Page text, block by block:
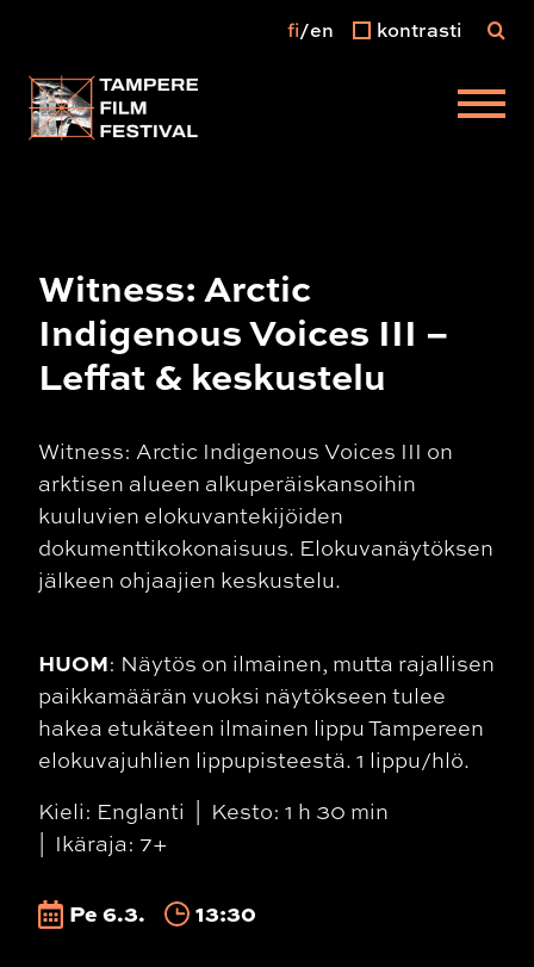
Päävalikko
fi en kontrasti
Witness: Arctic
Indigenous Voices III –
Leffat & keskustelu
Witness: Arctic Indigenous Voices III on
arktisen alueen alkuperäiskansoihin
kuuluvien elokuvantekijöiden
dokumenttikokonaisuus. Elokuvanäytöksen
jälkeen ohjaajien keskustelu.
HUOM: Näytös on ilmainen, mutta rajallisen
paikkamäärän vuoksi näytökseen tulee
hakea etukäteen ilmainen lippu Tampereen
elokuvajuhlien lippupisteestä. 1 lippu/hlö.
Kieli: Englanti
Kesto: 1 h 30 min
Ikäraja: 7+
Pe 6.3. 13:30